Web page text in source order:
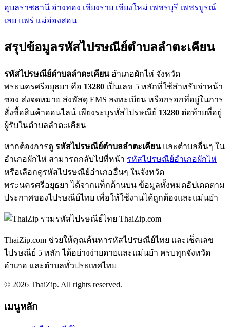
อุบลราชธานี อ่างทอง เชียงราย เชียงใหม่ เพชรบุรี เพชรบูรณ์
เลย แพร่ แม่ฮ่องสอน
สรุปข้อมูลรหัสไปรษณีย์ตำบลลำตะเคียน
รหัสไปรษณีย์ตำบลลำตะเคียนอำเภอผักไห่ จังหวัด
พระนครศรีอยุธยา คือ 13280 เป็นเลข 5 หลักที่ใช้สำหรับจ่าหน้า
ซอง ส่งจดหมาย ส่งพัสดุ EMS ลงทะเบียน หรือกรอกที่อยู่ในการ
สั่งซื้อสินค้าออนไลน์ เพียงระบุรหัสไปรษณีย์ 13280 ต่อท้ายที่อยู่
ผู้รับในตำบลลำตะเคียน
หากต้องการดู รหัสไปรษณีย์ตำบลลำตะเคียนและตำบลอื่นๆ ใน
อำเภอผักไห่ สามารถกลับไปที่หน้า รหัสไปรษณีย์อำเภอผักไห่
หรือเลือกดูรหัสไปรษณีย์อำเภออื่นๆ ในจังหวัด
พระนครศรีอยุธยา ได้จากแท็กด้านบน ข้อมูลทั้งหมดอัปเดตตาม
ประกาศของไปรษณีย์ไทย เพื่อให้ใช้งานได้ถูกต้องและแม่นยำ
ThaiZip.com
ThaiZip.com ช่วยให้คุณค้นหารหัสไปรษณีย์ไทย และเช็คเลข
ไปรษณีย์ 5 หลัก ได้อย่างง่ายดายและแม่นยำ ครบทุกจังหวัด
อำเภอ และตำบลทั่วประเทศไทย
© 2026 ThaiZip. All rights reserved.
เมนูหลัก